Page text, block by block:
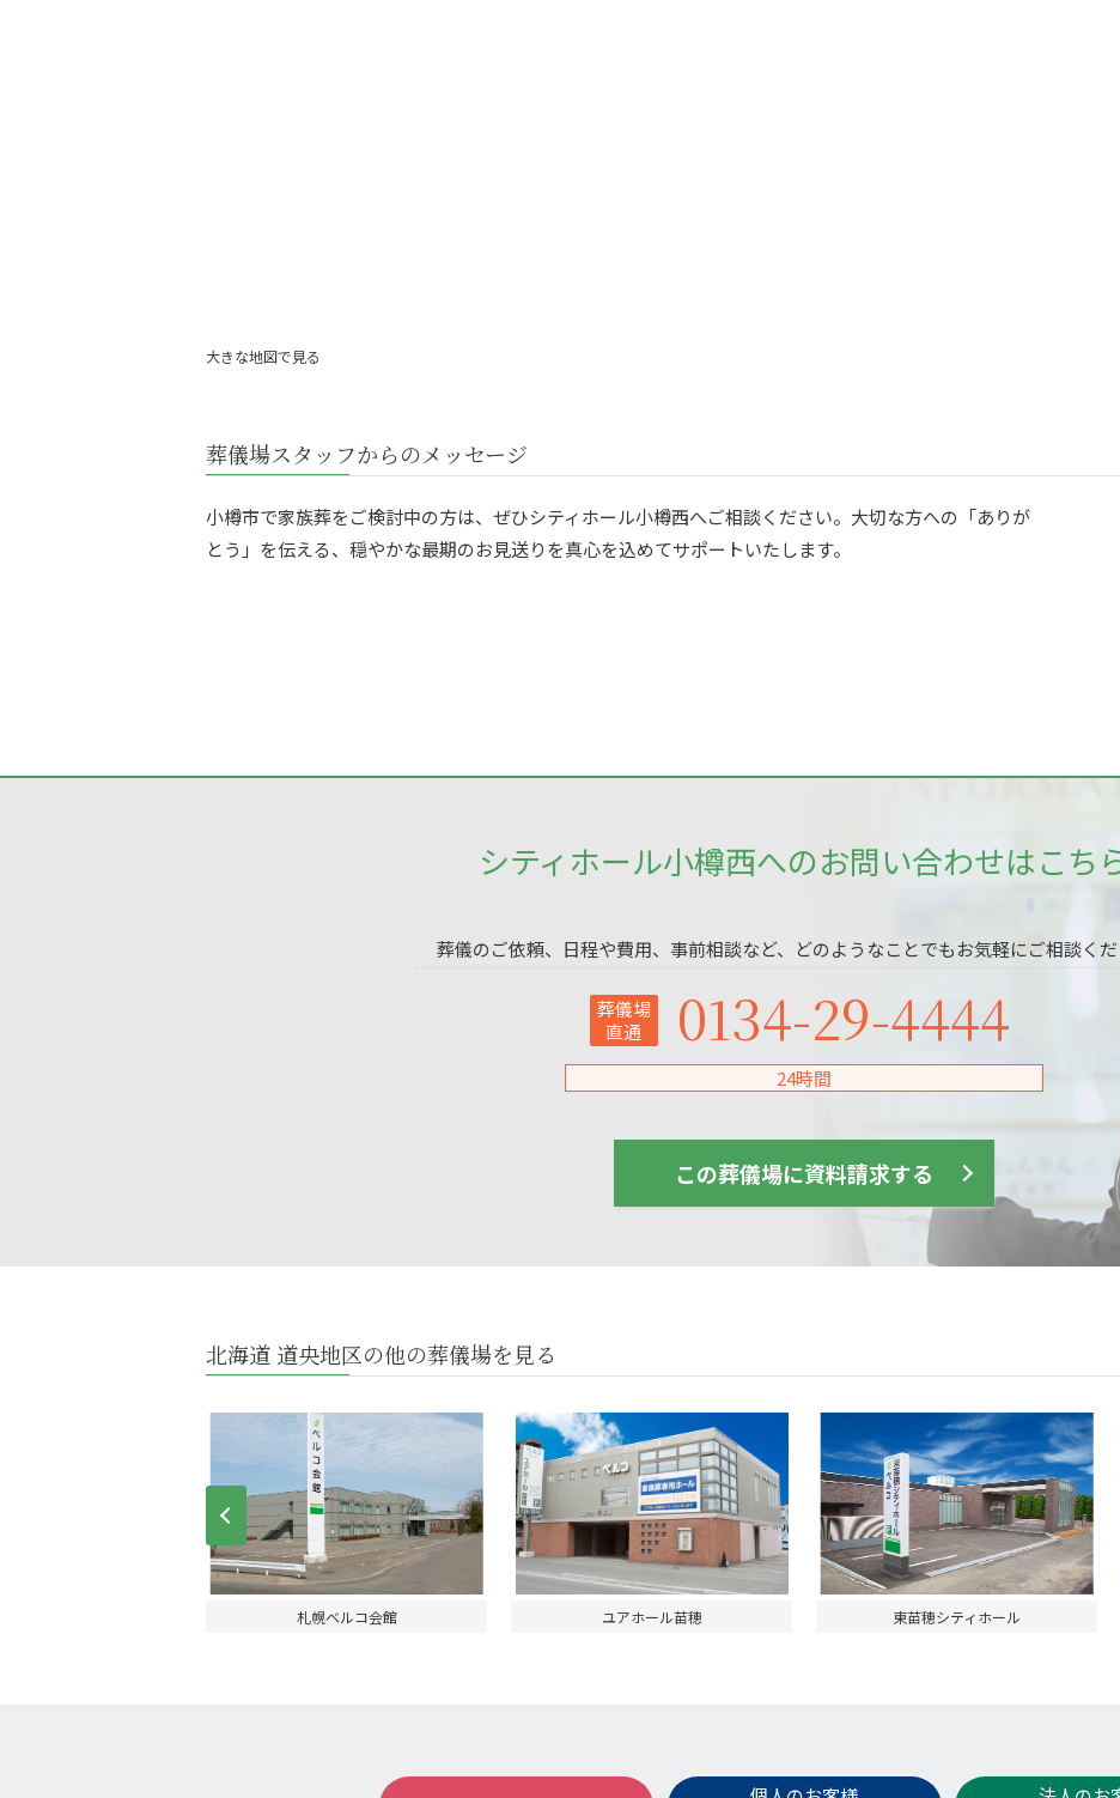
大きな地図で見る
葬儀場スタッフからのメッセージ
小樽市で家族葬をご検討中の方は、ぜひシティホール小樽西へご相談ください。大切な方への「ありが
とう」を伝える、穏やかな最期のお見送りを真心を込めてサポートいたします。
シティホール小樽西へのお問い合わせはこち
葬儀のご依頼、日程や費用、事前相談など、どのようなことでもお気軽にご相談くだ
葬儀場
直通
0134-29-4444
24時間
この葬儀場に資料請求する
北海道 道央地区の他の葬儀場を見る
札幌ベルコ会館 ユアホール苗穂 東苗穂シティホール
Prev